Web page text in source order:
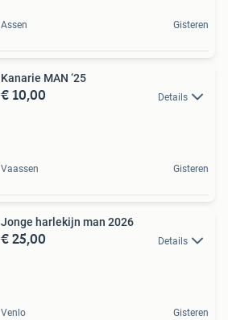
Assen Gisteren
Kanarie MAN ‘25
€ 10,00 Details
Vaassen Gisteren
Jonge harlekijn man 2026
€ 25,00 Details
Venlo Gisteren